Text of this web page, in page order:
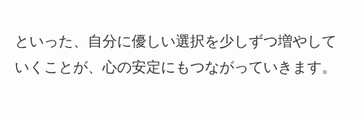
といった、自分に優しい選択を少しずつ増やして
いくことが、心の安定にもつながっていきます。